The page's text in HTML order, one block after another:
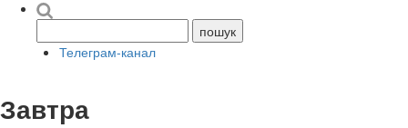
Телеграм-канал
Завтра